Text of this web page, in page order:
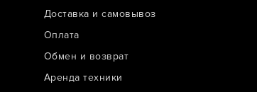
Доставка и самовывоз
Оплата
Обмен и возврат
Аренда техники